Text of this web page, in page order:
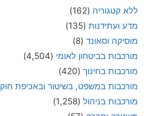
ללא קטגוריה (162)
מדע ועתידנות (135)
מוסיקה וסאונד (8)
מורכבות בביטחון לאומי (4,504)
מורכבות בחינוך (420)
מורכבות במשפט, בשיטור ובאכיפת חוק
מורכבות בניהול (1,258)